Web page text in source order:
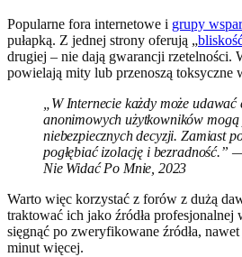
Popularne fora internetowe i grupy
pułapką. Z jednej strony oferują „
drugiej – nie dają gwarancji rzetelności.
powielają mity lub przenoszą toksyczne
„W Internecie każdy może udawać
anonimowych użytkowników
niebezpiecznych decyzji. Zamiast
pogłębiać izolację i bezradność.”
Nie Widać Po Mnie, 2023
Warto więc korzystać z forów z dużą
traktować ich jako źródła profesjonalnej
sięgnąć po zweryfikowane źródła,
minut więcej.